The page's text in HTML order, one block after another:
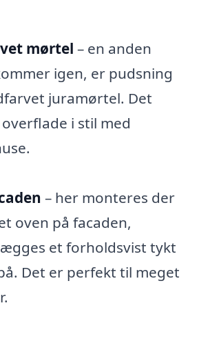
mørtel – en anden
igen, er pudsning
juramørtel. Det
i stil med
– her monteres der
oven på facaden,
et forholdsvist tykt
Det er perfekt til meget